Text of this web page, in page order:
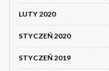
LUTY 2020
STYCZEŃ 2020
STYCZEŃ 2019